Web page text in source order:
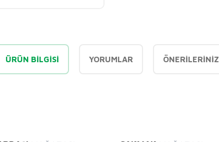
ÜRÜN BILGISI YORUMLAR ÖNERILERINIZ